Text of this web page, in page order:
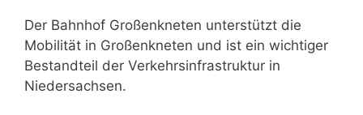
Der Bahnhof Großenkneten unterstützt die
Mobilität in Großenkneten und ist ein wichtiger
Bestandteil der Verkehrsinfrastruktur in
Niedersachsen.